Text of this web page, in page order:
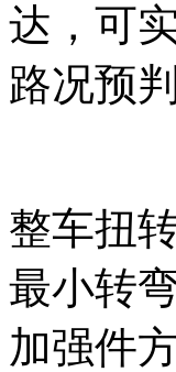
达，可
路况预
整车扭
最小转
加强件